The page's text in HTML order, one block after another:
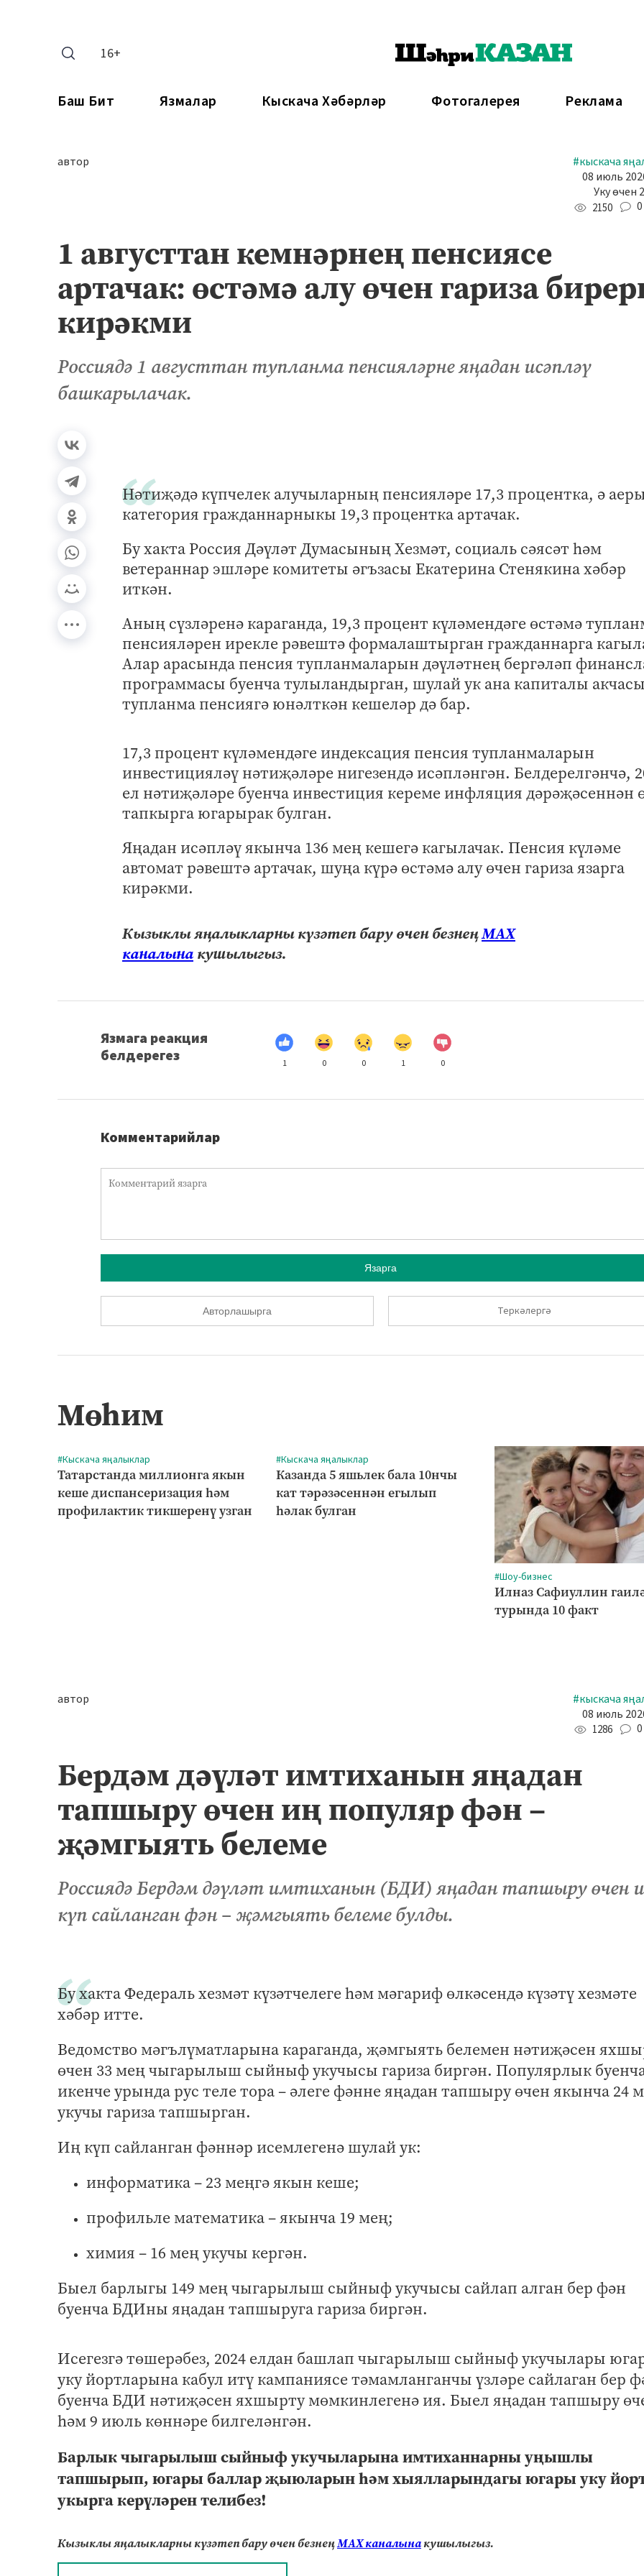
16+
Баш Бит Язмалар Кыскача Хәбәрләр Фотогалерея Реклама
автор
#кыскача
08 июль
Уку өчен
2150 0
1 августтан кемнәрнең пенсиясе
артачак: өстәмә алу өчен гариза
кирәкми
Россиядә 1 августтан тупланма пенсияләрне яңадан исәпләү
башкарылачак.
Нәтиҗәдә күпчелек алучыларның пенсияләре 17,3 процентка, ә
категория гражданнарныкы 19,3 процентка артачак.
Бу хакта Россия Дәүләт Думасының Хезмәт, социаль сәясәт һәм
ветераннар эшләре комитеты әгъзасы Екатерина Стенякина хәбәр
иткән.
Аның сүзләренә караганда, 19,3 процент күләмендәге өстәмә
пенсияләрен ирекле рәвештә формалаштырган гражданнарга
Алар арасында пенсия тупланмаларын дәүләтнең бергәләп
программасы буенча тулыландырган, шулай ук ана капиталы
тупланма пенсиягә юнәлткән кешеләр дә бар.
17,3 процент күләмендәге индексация пенсия тупланмаларын
инвестицияләү нәтиҗәләре нигезендә исәпләнгән. Белдерелгәнчә,
ел нәтиҗәләре буенча инвестиция кереме инфляция дәрәҗәсеннән
тапкырга югарырак булган.
Яңадан исәпләү якынча 136 мең кешегә кагылачак. Пенсия күләме
автомат рәвештә артачак, шуңа күрә өстәмә алу өчен гариза язарга
кирәкми.
Кызыклы яңалыкларны күзәтеп бару өчен безнеңМАХ
каналына кушылыгыз.
Язмага реакция
белдерегез
1 0 0 1 0
Комментарийлар
Язарга
Авторлашырга Теркәлергә
Мөһим
#Кыскача яңалыклар
Татарстанда миллионга якын
кеше диспансеризация һәм
профилактик тикшеренү узган
#Кыскача яңалыклар
Казанда 5 яшьлек бала 10нчы
кат тәрәзәсеннән егылып
һәлак булган
#Шоу-бизнес
Илназ Сафиуллин
турында 10 факт
автор
#кыскача
08 июль
1286 0
Бердәм дәүләт имтиханын яңадан
тапшыру өчен иң популяр фән –
җәмгыять белеме
Россиядә Бердәм дәүләт имтиханын (БДИ) яңадан тапшыру өчен
күп сайланган фән – җәмгыять белеме булды.
Бу хакта Федераль хезмәт күзәтчелеге һәм мәгариф өлкәсендә күзәтү хезмәте
хәбәр итте.
Ведомство мәгълүматларына караганда, җәмгыять белемен нәтиҗәсен
өчен 33 мең чыгарылыш сыйныф укучысы гариза биргән. Популярлык
икенче урында рус теле тора – әлеге фәнне яңадан тапшыру өчен якынча 24
укучы гариза тапшырган.
Иң күп сайланган фәннәр исемлегенә шулай ук:
информатика – 23 меңгә якын кеше;
профильле математика – якынча 19 мең;
химия – 16 мең укучы кергән.
Быел барлыгы 149 мең чыгарылыш сыйныф укучысы сайлап алган бер фән
буенча БДИны яңадан тапшыруга гариза биргән.
Исегезгә төшерәбез, 2024 елдан башлап чыгарылыш сыйныф укучылары
уку йортларына кабул итү кампаниясе тәмамланганчы үзләре сайлаган бер
буенча БДИ нәтиҗәсен яхшырту мөмкинлегенә ия. Быел яңадан тапшыру
һәм 9 июль көннәре билгеләнгән.
Барлык чыгарылыш сыйныф укучыларына имтиханнарны уңышлы
тапшырып, югары баллар җыюларын һәм хыялларындагы югары уку
укырга керүләрен телибез!
Кызыклы яңалыкларны күзәтеп бару өчен безнеңМАХ каналынакушылыгыз.